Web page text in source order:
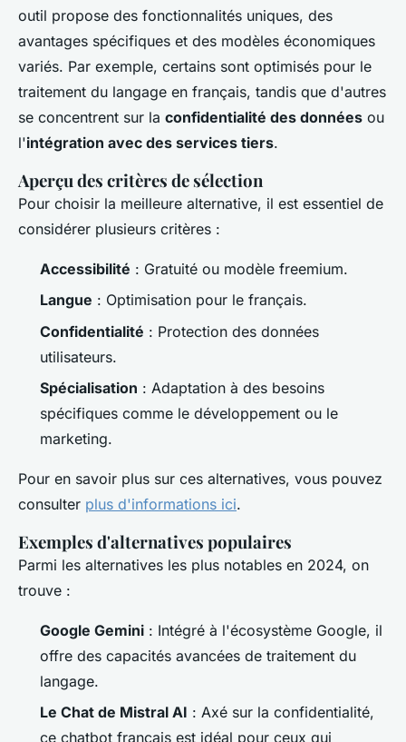
outil propose des fonctionnalités uniques, des
avantages spécifiques et des modèles économiques
variés. Par exemple, certains sont optimisés pour le
traitement du langage en français, tandis que d'autres
se concentrent sur la confidentialité des données ou
l'intégration avec des services tiers.
Aperçu des critères de sélection
Pour choisir la meilleure alternative, il est essentiel de
considérer plusieurs critères :
Accessibilité : Gratuité ou modèle freemium.
Langue : Optimisation pour le français.
Confidentialité : Protection des données
utilisateurs.
Spécialisation : Adaptation à des besoins
spécifiques comme le développement ou le
marketing.
Pour en savoir plus sur ces alternatives, vous pouvez
consulter plus d'informations ici.
Exemples d'alternatives populaires
Parmi les alternatives les plus notables en 2024, on
trouve :
Google Gemini : Intégré à l'écosystème Google, il
offre des capacités avancées de traitement du
langage.
Le Chat de Mistral AI : Axé sur la confidentialité,
ce chatbot français est idéal pour ceux qui